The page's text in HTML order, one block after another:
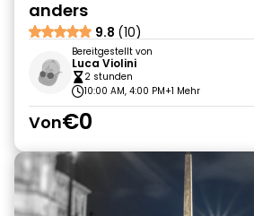
anders
9.8 (10)
Bereitgestellt von
Luca Violini
2 stunden
10:00 AM, 4:00 PM+1 Mehr
Von€0